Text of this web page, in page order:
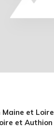
Maine et
et Authion